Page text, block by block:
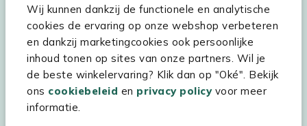
Wij kunnen dankzij de functionele en analytische
cookies de ervaring op onze webshop verbeteren
en dankzij marketingcookies ook persoonlijke
inhoud tonen op sites van onze partners. Wil je
de beste winkelervaring? Klik dan op "Oké". Bekijk
ons cookiebeleid en privacy policyvoor meer
informatie.
Assortiment
Kees Smit Tuinmeubelen
Experience Stores XXL